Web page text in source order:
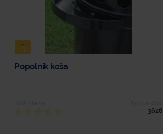
Popolník koša
3628